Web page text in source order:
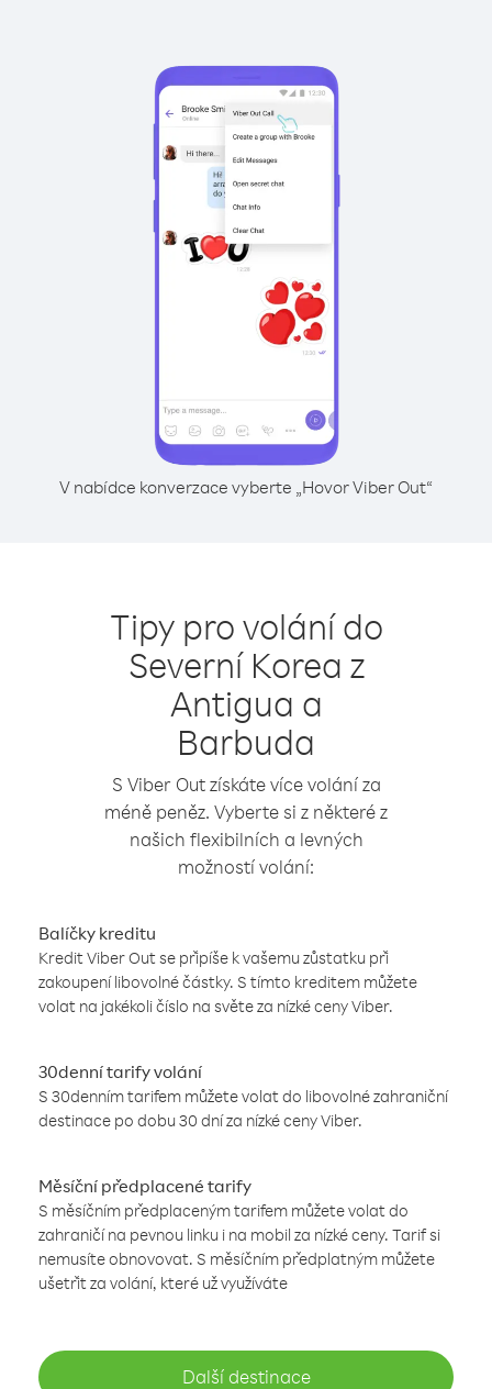
V nabídce konverzace vyberte „Hovor Viber Out“
Tipy pro volání do
Severní Korea z
Antigua a
Barbuda
S Viber Out získáte více volání za
méně peněz. Vyberte si z některé z
našich flexibilních a levných
možností volání:
Balíčky kreditu
Kredit Viber Out se připíše k vašemu zůstatku při
zakoupení libovolné částky. S tímto kreditem můžete
volat na jakékoli číslo na světe za nízké ceny Viber.
30denní tarify volání
S 30denním tarifem můžete volat do libovolné zahraniční
destinace po dobu 30 dní za nízké ceny Viber.
Měsíční předplacené tarify
S měsíčním předplaceným tarifem můžete volat do
zahraničí na pevnou linku i na mobil za nízké ceny. Tarif si
nemusíte obnovovat. S měsíčním předplatným můžete
ušetřit za volání, které už využíváte
Další destinace